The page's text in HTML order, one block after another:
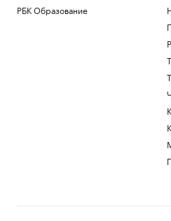
РБК Образование